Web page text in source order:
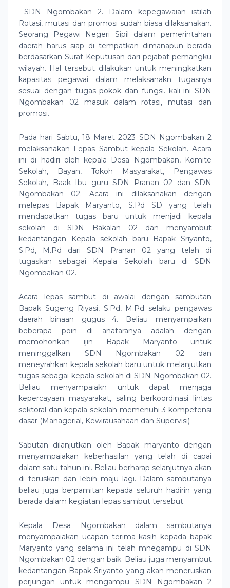
SDN Ngombakan 2. Dalam kepegawaian istilah
Rotasi, mutasi dan promosi sudah biasa dilaksanakan.
Seorang Pegawi Negeri Sipil dalam pemerintahan
daerah harus siap di tempatkan dimanapun berada
berdasarkan Surat Keputusan dari pejabat pemangku
wilayah. Hal tersebut dilakukan untuk meningkatkan
kapasitas pegawai dalam melaksanakn tugasnya
sesuai dengan tugas pokok dan fungsi. kali ini SDN
Ngombakan 02 masuk dalam rotasi, mutasi dan
promosi.
Pada hari Sabtu, 18 Maret 2023 SDN Ngombakan 2
melaksanakan Lepas Sambut kepala Sekolah. Acara
ini di hadiri oleh kepala Desa Ngombakan, Komite
Sekolah, Bayan, Tokoh Masyarakat, Pengawas
Sekolah, Baak Ibu guru SDN Pranan 02 dan SDN
Ngombakan 02. Acara ini dilaksanakan dengan
melepas Bapak Maryanto, S.Pd SD yang telah
mendapatkan tugas baru untuk menjadi kepala
sekolah di SDN Bakalan 02 dan menyambut
kedantangan Kepala sekolah baru Bapak Sriyanto,
S.Pd, M.Pd dari SDN Pranan 02 yang telah di
tugaskan sebagai Kepala Sekolah baru di SDN
Ngombakan 02.
Acara lepas sambut di awalai dengan sambutan
Bapak Sugeng Riyasi, S.Pd, M.Pd selaku pengawas
daerah binaan gugus 4. Beliau menyampaikan
beberapa poin di anataranya adalah dengan
memohonkan ijin Bapak Maryanto untuk
meninggalkan SDN Ngombakan 02 dan
meneyrahkan kepala sekolah baru untuk melanjutkan
tugas sebagai kepala sekolah di SDN Ngombakan 02.
Beliau menyampaiakn untuk dapat menjaga
kepercayaan masyarakat, saling berkoordinasi lintas
sektoral dan kepala sekolah memenuhi 3 kompetensi
dasar (Managerial, Kewirausahaan dan Supervisi)
Sabutan dilanjutkan oleh Bapak maryanto dengan
menyampaiakan keberhasilan yang telah di capai
dalam satu tahun ini. Beliau berharap selanjutnya akan
di teruskan dan lebih maju lagi. Dalam sambutanya
beliau juga berpamitan kepada seluruh hadirin yang
berada dalam kegiatan lepas sambut tersebut.
Kepala Desa Ngombakan dalam sambutanya
menyampaiakan ucapan terima kasih kepada bapak
Maryanto yang selama ini telah mnegampu di SDN
Ngombakan 02 dengan baik. Beliau juga menyambut
kedantangan Bapak Sriyanto yang akan meneruskan
perjungan untuk mengampu SDN Ngombakan 2